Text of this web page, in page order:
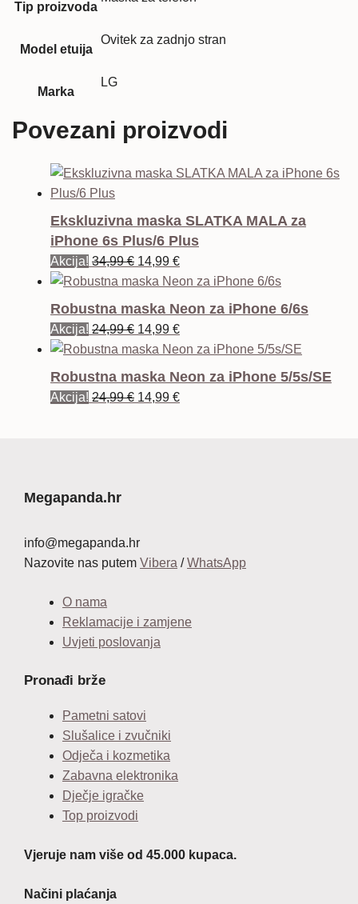
Tip proizvoda
Model etuija
Ovitek za zadnjo stran
Marka
LG
Povezani proizvodi
Ekskluzivna maska SLATKA MALA za
iPhone 6s Plus/6 Plus
Akcija! 34,99€ Izvorna
cijena
bila
14,99 €Trenutna
cijena
Robustna maska Neon za iPhone 6/6s
Akcija! 24,99€ Izvorna
cijena
bila
14,99 €Trenutna
cijena
Robustna maska Neon za iPhone 5/5s/SE
Akcija! 24,99€ Izvorna
14,99 €Trenutna
Megapanda.hr
info@megapanda.hr
Nazovite nas putem Vibera / WhatsApp
O nama
Reklamacije i zamjene
Uvjeti poslovanja
Pronađi brže
Pametni satovi
Slušalice i zvučniki
Odječa i kozmetika
Zabavna elektronika
Dječje igračke
Top proizvodi
Vjeruje nam više od 45.000 kupaca.
Načini plaćanja